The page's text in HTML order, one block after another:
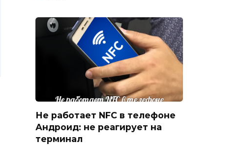
Не работает NFC в телефоне
Андроид: не реагирует на
терминал